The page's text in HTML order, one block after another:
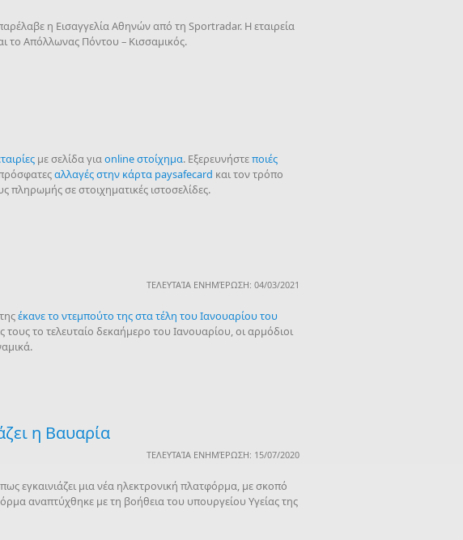
η Εισαγγελία Αθηνών από τη Sportradar. Η εταιρεία
το Απόλλωνας Πόντου – Κισσαμικός.
με σελίδα γιαonline στοίχημα. Εξερευνήστεποιές
αλλαγές στην κάρτα paysafecard και τον τρόπο
σε στοιχηματικές ιστοσελίδες.
ΤΕΛΕΥΤΑΊΑ ΕΝΗΜΈΡΩΣΗ: 04/03/2021
έκανε το ντεμπούτο της στα τέλη του Ιανουαρίου του
τους το τελευταίο δεκαήμερο του Ιανουαρίου, οι αρμόδιοι
η Βαυαρία
ΤΕΛΕΥΤΑΊΑ ΕΝΗΜΈΡΩΣΗ: 15/07/2020
εγκαινιάζει μια νέα ηλεκτρονική πλατφόρμα, με σκοπό
αναπτύχθηκε με τη βοήθεια του υπουργείου Υγείας της